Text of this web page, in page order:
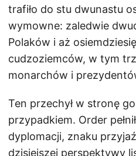
trafiło do stu dwunastu
wymowne: zaledwie
Polaków i aż
cudzoziemców, w tym
monarchów i
Ten przechył w stronę
przypadkiem. Order
dyplomacji, znaku
dzisiejszej perspektywy